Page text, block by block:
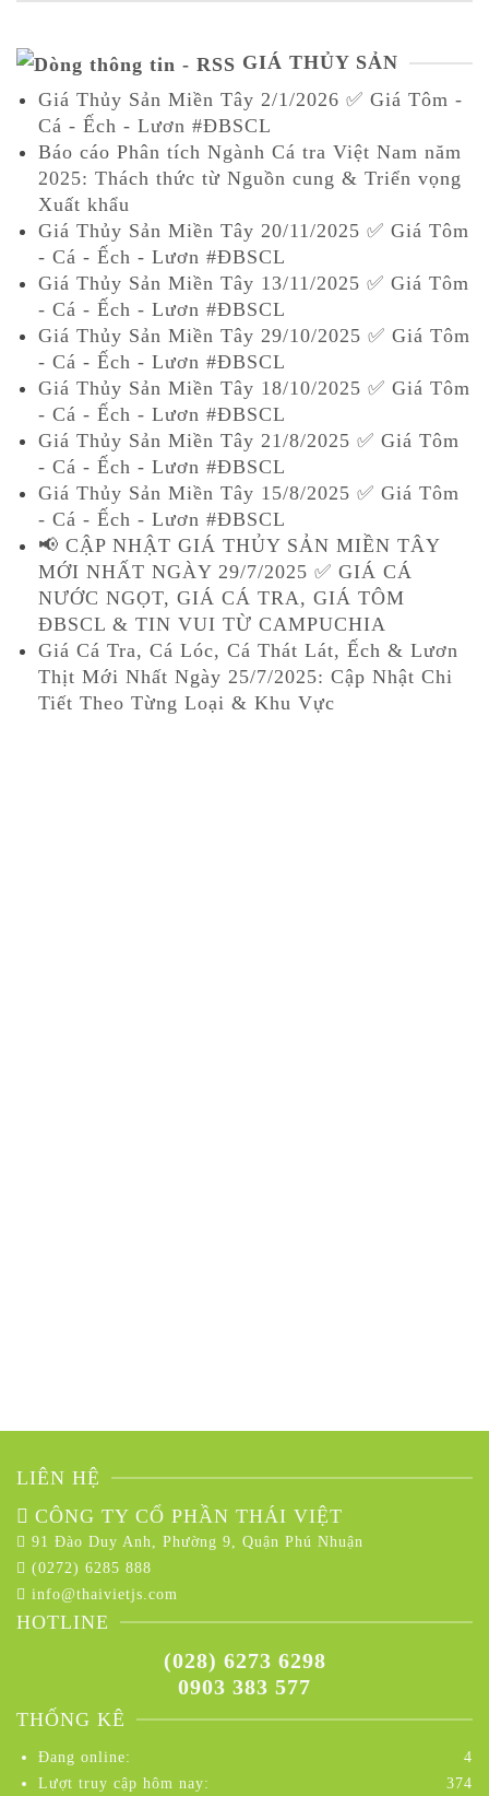
GIÁ THỦY SẢN
Giá Thủy Sản Miền Tây 2/1/2026 ✅ Giá Tôm -
Cá - Ếch - Lươn #ĐBSCL
Báo cáo Phân tích Ngành Cá tra Việt Nam năm
2025: Thách thức từ Nguồn cung & Triển vọng
Xuất khẩu
Giá Thủy Sản Miền Tây 20/11/2025 ✅ Giá Tôm
- Cá - Ếch - Lươn #ĐBSCL
Giá Thủy Sản Miền Tây 13/11/2025 ✅ Giá Tôm
- Cá - Ếch - Lươn #ĐBSCL
Giá Thủy Sản Miền Tây 29/10/2025 ✅ Giá Tôm
- Cá - Ếch - Lươn #ĐBSCL
Giá Thủy Sản Miền Tây 18/10/2025 ✅ Giá Tôm
- Cá - Ếch - Lươn #ĐBSCL
Giá Thủy Sản Miền Tây 21/8/2025 ✅ Giá Tôm
- Cá - Ếch - Lươn #ĐBSCL
Giá Thủy Sản Miền Tây 15/8/2025 ✅ Giá Tôm
- Cá - Ếch - Lươn #ĐBSCL
📢 CẬP NHẬT GIÁ THỦY SẢN MIỀN TÂY
MỚI NHẤT NGÀY 29/7/2025 ✅ GIÁ CÁ
NƯỚC NGỌT, GIÁ CÁ TRA, GIÁ TÔM
ĐBSCL & TIN VUI TỪ CAMPUCHIA
Giá Cá Tra, Cá Lóc, Cá Thát Lát, Ếch & Lươn
Thịt Mới Nhất Ngày 25/7/2025: Cập Nhật Chi
Tiết Theo Từng Loại & Khu Vực
LIÊN HỆ
CÔNG TY CỔ PHẦN THÁI VIỆT
91 Đào Duy Anh, Phường 9, Quận Phú Nhuận
(0272) 6285 888
info@thaivietjs.com
HOTLINE
(028) 6273 6298
0903 383 577
THỐNG KÊ
4
Đang online:
374
Lượt truy cập hôm nay: